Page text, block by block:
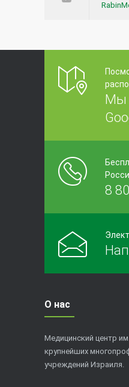
Мы
8
О нас
Медицинский центр
крупнейших
учреждений Израиля.